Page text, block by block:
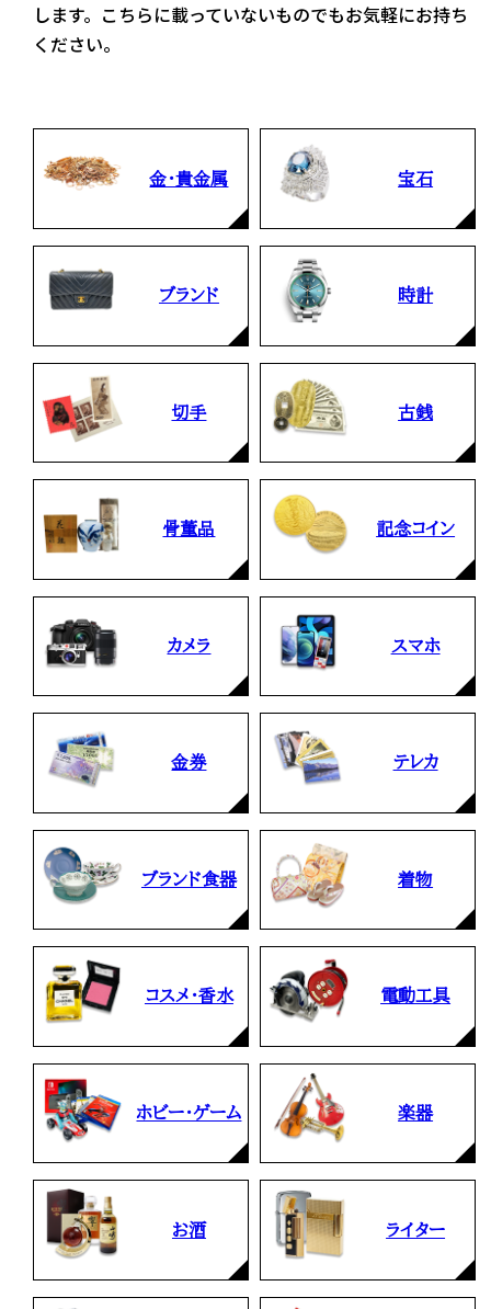
します。こちらに載っていないものでもお気軽にお持ち
ください。
金・貴金属 宝石
ブランド 時計
切手 古銭
骨董品 記念コイン
カメラ スマホ
金券 テレカ
ブランド食器 着物
コスメ・香水 電動工具
ホビー・ゲーム 楽器
お酒 ライター